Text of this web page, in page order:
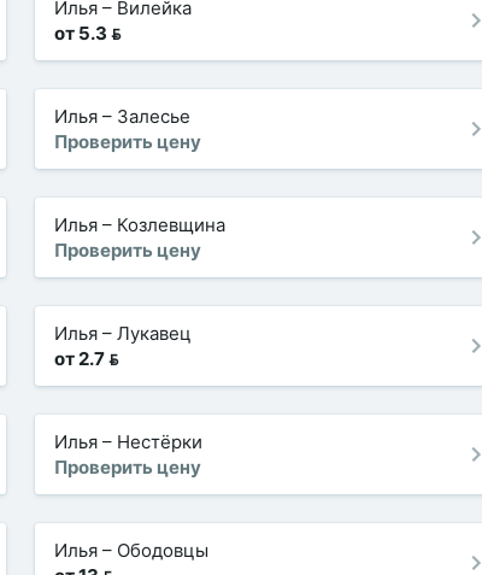
Илья– Вилейка
от 5.3 
Илья– Залесье
Проверить цену
Илья– Козлевщина
Проверить цену
Илья– Лукавец
от 2.7 
Илья– Нестёрки
Проверить цену
Илья– Ободовцы